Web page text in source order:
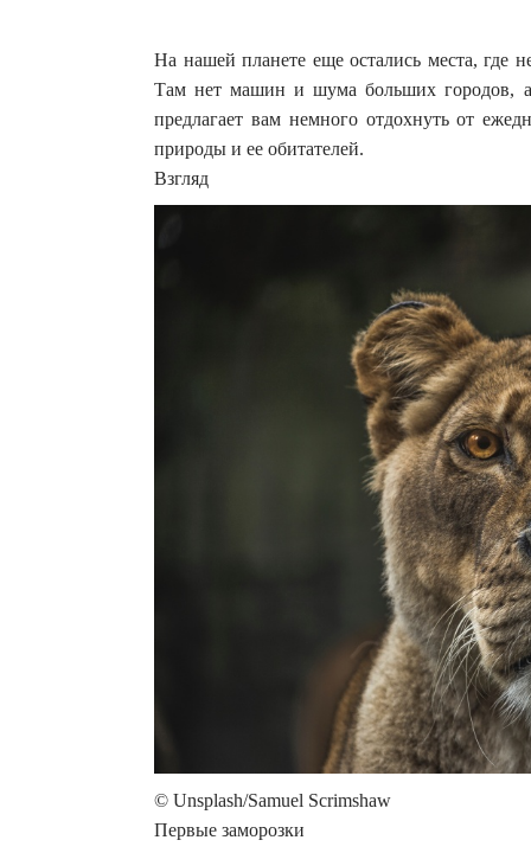
На нашей планете еще остались места, где
Там нет машин и шума больших городов,
предлагает вам немного отдохнуть от
природы и ее обитателей.
Взгляд
© Unsplash/Samuel Scrimshaw
Первые заморозки